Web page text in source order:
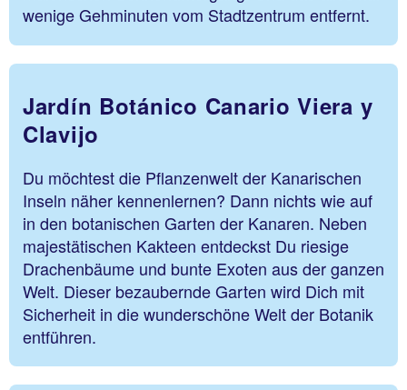
wenige Gehminuten vom Stadtzentrum entfernt.
Jardín Botánico Canario Viera y
Clavijo
Du möchtest die Pflanzenwelt der Kanarischen
Inseln näher kennenlernen? Dann nichts wie auf
in den botanischen Garten der Kanaren. Neben
majestätischen Kakteen entdeckst Du riesige
Drachenbäume und bunte Exoten aus der ganzen
Welt. Dieser bezaubernde Garten wird Dich mit
Sicherheit in die wunderschöne Welt der Botanik
entführen.